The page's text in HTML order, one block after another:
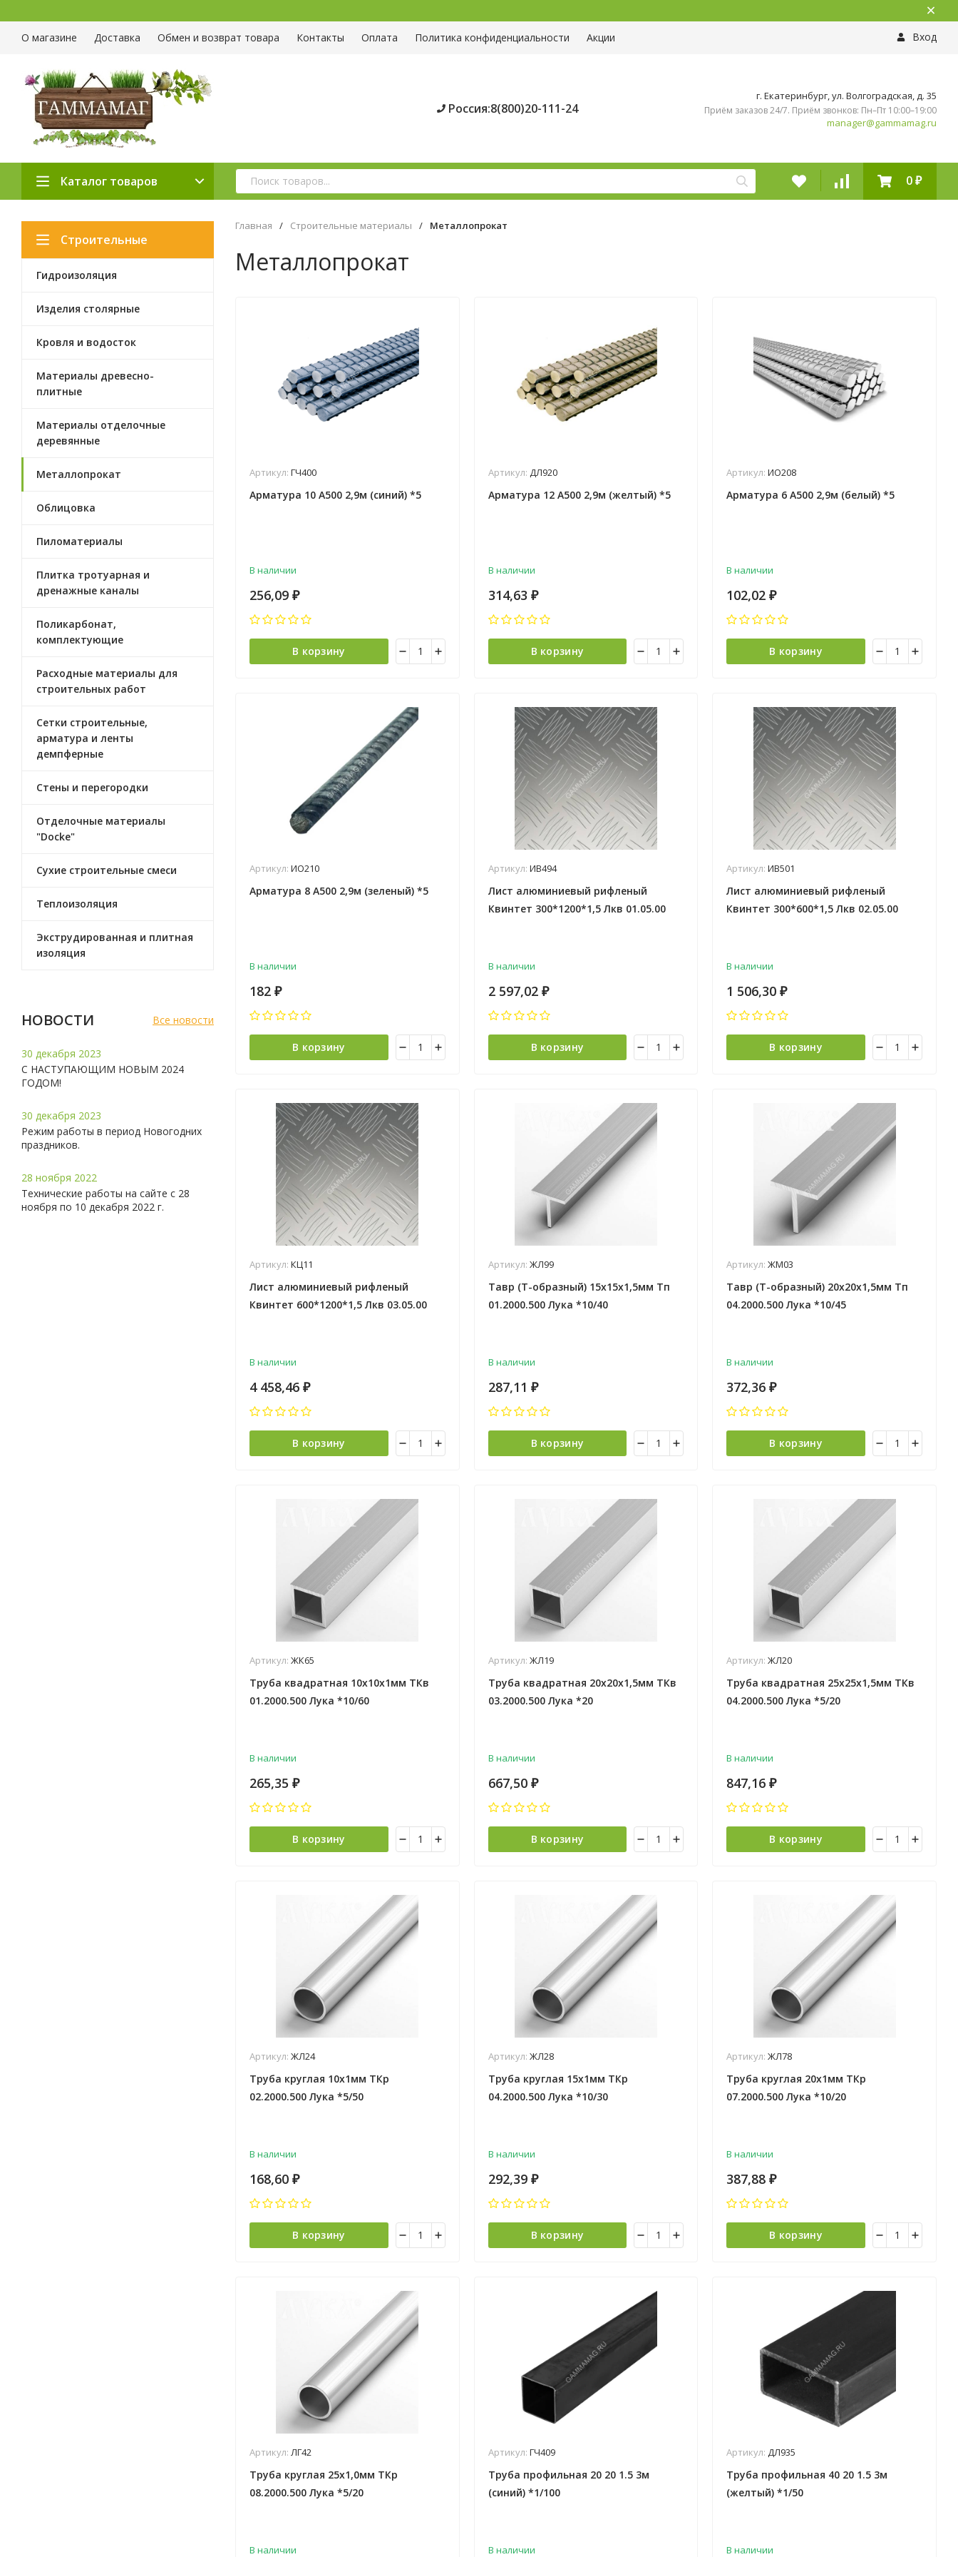
О магазине Доставка Обмен и возврат товара Контакты Оплата Политика конфиденциальности Акции Вход
Россия:8(800)20-111-24
г. Екатеринбург, ул. Волгоградская, д. 35
Приём заказов 24/7. Приём звонков: Пн–Пт 10:00–19:00
manager@gammamag.ru
Каталог товаров 0 ₽
Строительные
материалы
Гидроизоляция
Изделия столярные
Кровля и водосток
Материалы древесно-
плитные
Материалы отделочные
деревянные
Металлопрокат
Облицовка
Пиломатериалы
Плитка тротуарная и
дренажные каналы
Поликарбонат,
комплектующие
Расходные материалы для
строительных работ
Сетки строительные,
арматура и ленты
демпферные
Стены и перегородки
Отделочные материалы
"Docke"
Сухие строительные смеси
Теплоизоляция
Экструдированная и плитная
изоляция
Все новости
НОВОСТИ
30 декабря 2023
С НАСТУПАЮЩИМ НОВЫМ 2024
ГОДОМ!
30 декабря 2023
Режим работы в период Новогодних
праздников.
28 ноября 2022
Технические работы на сайте с 28
ноября по 10 декабря 2022 г.
Главная / Строительные материалы / Металлопрокат
Металлопрокат
Артикул: ГЧ400
Арматура 10 А500 2,9м (синий) *5
В наличии
256,09 ₽
В корзину
Артикул: ДЛ920
Арматура 12 А500 2,9м (желтый) *5
В наличии
314,63 ₽
В корзину
Артикул:ИО208
Арматура 6 А500 2,9м (белый) *5
В наличии
102,02₽
В корзину
Артикул: ИО210
Арматура 8 А500 2,9м (зеленый) *5
В наличии
182 ₽
В корзину
Артикул: ИВ494
Лист алюминиевый рифленый
Квинтет 300*1200*1,5 Лкв 01.05.00
В наличии
2 597,02 ₽
В корзину
Артикул:ИВ501
Лист алюминиевый рифленый
Квинтет 300*600*1,5 Лкв 02.05.00
В наличии
1 506,30₽
В корзину
Артикул: КЦ11
Лист алюминиевый рифленый
Квинтет 600*1200*1,5 Лкв 03.05.00
В наличии
4 458,46 ₽
В корзину
Артикул: ЖЛ99
Тавр (Т-образный) 15х15х1,5мм Тп
01.2000.500 Лука *10/40
В наличии
287,11 ₽
В корзину
Артикул:ЖМ03
Тавр (Т-образный) 20х20х1,5мм Тп
04.2000.500 Лука *10/45
В наличии
372,36₽
В корзину
Артикул: ЖК65
Труба квадратная 10х10х1мм ТКв
01.2000.500 Лука *10/60
В наличии
265,35 ₽
В корзину
Артикул: ЖЛ19
Труба квадратная 20х20х1,5мм ТКв
03.2000.500 Лука *20
В наличии
667,50 ₽
В корзину
Артикул:ЖЛ20
Труба квадратная 25х25х1,5мм ТКв
04.2000.500 Лука *5/20
В наличии
847,16₽
В корзину
Артикул: ЖЛ24
Труба круглая 10х1мм ТКр
02.2000.500 Лука *5/50
В наличии
168,60 ₽
В корзину
Артикул: ЖЛ28
Труба круглая 15х1мм ТКр
04.2000.500 Лука *10/30
В наличии
292,39 ₽
В корзину
Артикул:ЖЛ78
Труба круглая 20х1мм ТКр
07.2000.500 Лука *10/20
В наличии
387,88₽
В корзину
Артикул: ЛГ42
Труба круглая 25х1,0мм ТКр
08.2000.500 Лука *5/20
В наличии
Артикул: ГЧ409
Труба профильная 20 20 1.5 3м
(синий) *1/100
В наличии
Артикул:ДЛ935
Труба профильная 40 20 1.5 3м
(желтый) *1/50
В наличии